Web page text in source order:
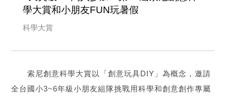
學大賞和小朋友FUN玩暑假
科學大賞
索尼創意科學大賞以「創意玩具DIY」為概念，邀請
全台國小3~6年級小朋友組隊挑戰用科學和創意創作專屬